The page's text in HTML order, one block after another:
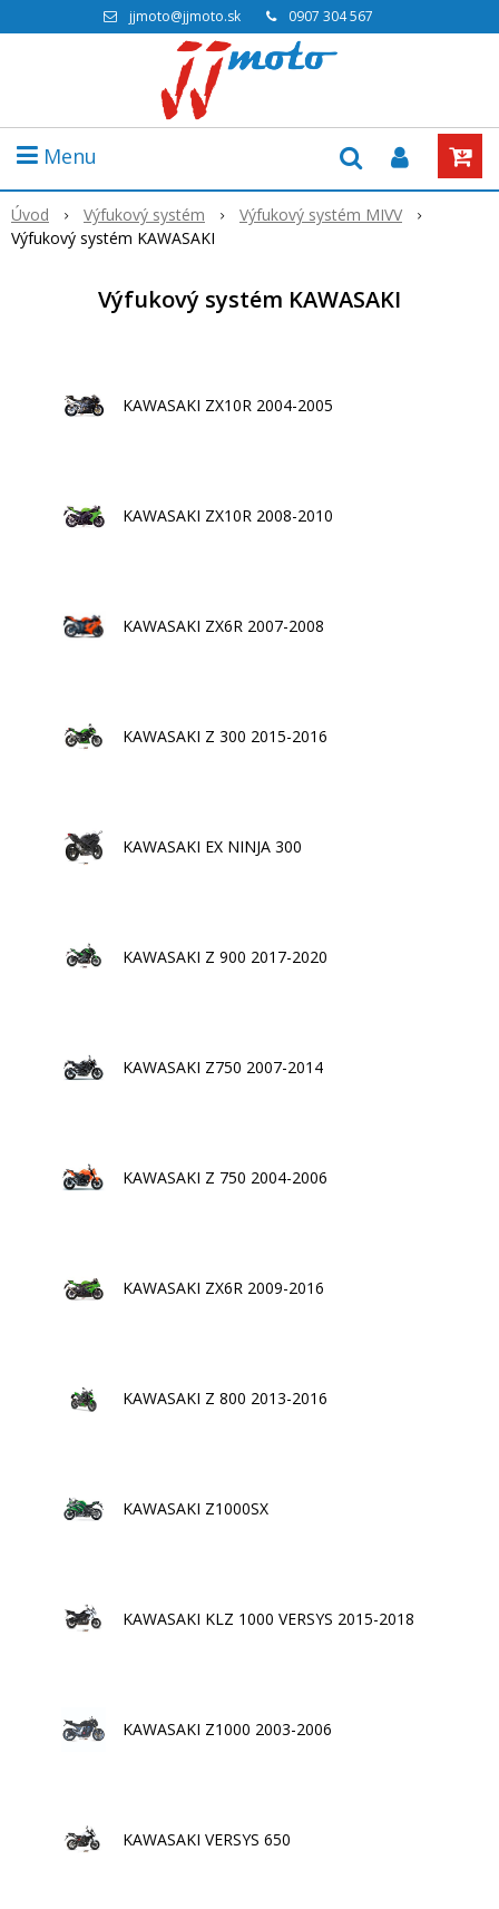
jjmoto@jjmoto.sk 0907 304 567
Menu
Úvod Výfukový systém
Výfukový systém MIVV
Výfukový systém KAWASAKI
Výfukový systém KAWASAKI
KAWASAKI ZX10R 2004-2005
KAWASAKI ZX10R 2008-2010
KAWASAKI ZX6R 2007-2008
KAWASAKI Z 300 2015-2016
KAWASAKI EX NINJA 300
KAWASAKI Z 900 2017-2020
KAWASAKI Z750 2007-2014
KAWASAKI Z 750 2004-2006
KAWASAKI ZX6R 2009-2016
KAWASAKI Z 800 2013-2016
KAWASAKI Z1000SX
KAWASAKI KLZ 1000 VERSYS 2015-2018
KAWASAKI Z1000 2003-2006
KAWASAKI VERSYS 650